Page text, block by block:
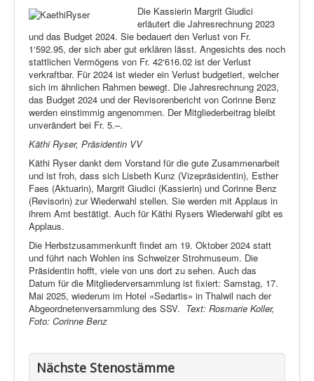
Die Kassierin Margrit Giudici
erläutert die Jahresrechnung 2023
und das Budget 2024. Sie bedauert den Verlust von Fr.
1‘592.95, der sich aber gut erklären lässt. Angesichts des noch
stattlichen Vermögens von Fr. 42‘616.02 ist der Verlust
verkraftbar. Für 2024 ist wieder ein Verlust budgetiert, welcher
sich im ähnlichen Rahmen bewegt. Die Jahresrechnung 2023,
das Budget 2024 und der Revisorenbericht von Corinne Benz
werden einstimmig angenommen. Der Mitgliederbeitrag bleibt
unverändert bei Fr. 5.–.
Käthi Ryser, Präsidentin VV
Käthi Ryser dankt dem Vorstand für die gute Zusammenarbeit
und ist froh, dass sich Lisbeth Kunz (Vizepräsidentin), Esther
Faes (Aktuarin), Margrit Giudici (Kassierin) und Corinne Benz
(Revisorin) zur Wiederwahl stellen. Sie werden mit Applaus in
ihrem Amt bestätigt. Auch für Käthi Rysers Wiederwahl gibt es
Applaus.
Die Herbstzusammenkunft findet am 19. Oktober 2024 statt
und führt nach Wohlen ins Schweizer Strohmuseum. Die
Präsidentin hofft, viele von uns dort zu sehen. Auch das
Datum für die Mitgliederversammlung ist fixiert: Samstag, 17.
Mai 2025, wiederum im Hotel «Sedartis» in Thalwil nach der
Abgeordnetenversammlung des SSV. Text: Rosmarie Koller,
Foto: Corinne Benz
Nächste Stenostämme